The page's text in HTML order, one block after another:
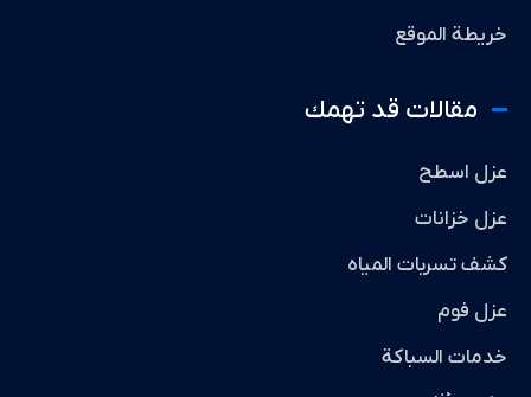
خريطة الموقع
مقالات قد تهمك
عزل اسطح
عزل خزانات
كشف تسربات المياه
عزل فوم
خدمات السباكة